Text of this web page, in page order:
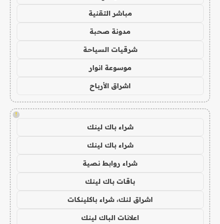
مباشر التقنية
مدونة صحبة
شرقيات السياحة
موسوعة انوار
اشراق الأرباح
!
شراء باك لينك
شراء باك لينك
شراء روابط نصية
باقات باك لينك
اشراق لنك، شراء باكلينكات
اعلانات الباك لينك